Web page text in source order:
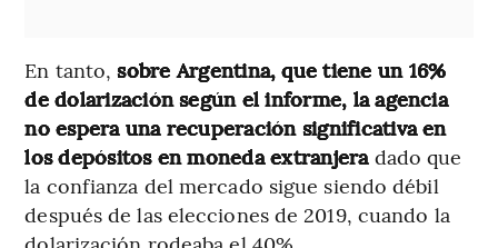
En tanto,sobre Argentina, que tiene un 16%
de dolarización según el informe, la agencia
no espera una recuperación significativa en
los depósitos en moneda extranjeradado que
la confianza del mercado sigue siendo débil
después de las elecciones de 2019, cuando la